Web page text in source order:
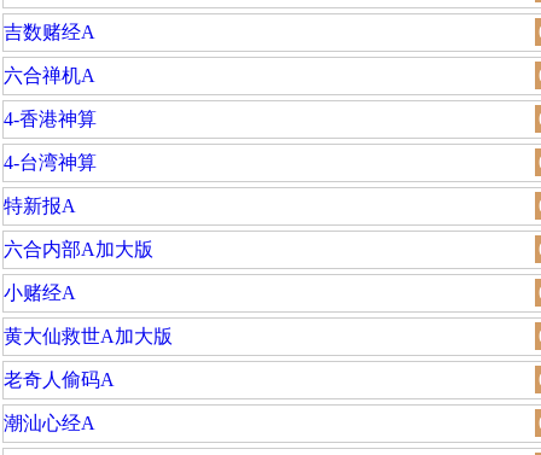
吉数赌经A
六合禅机A
4-香港神算
4-台湾神算
特新报A
六合内部A加大版
小赌经A
黄大仙救世A加大版
老奇人偷码A
潮汕心经A